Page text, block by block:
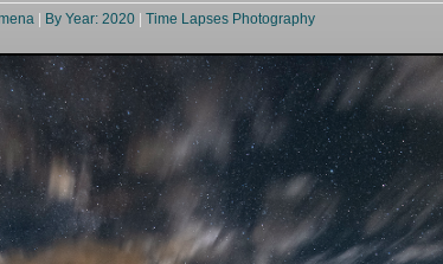
By Year: 2020 |Time Lapses Photography